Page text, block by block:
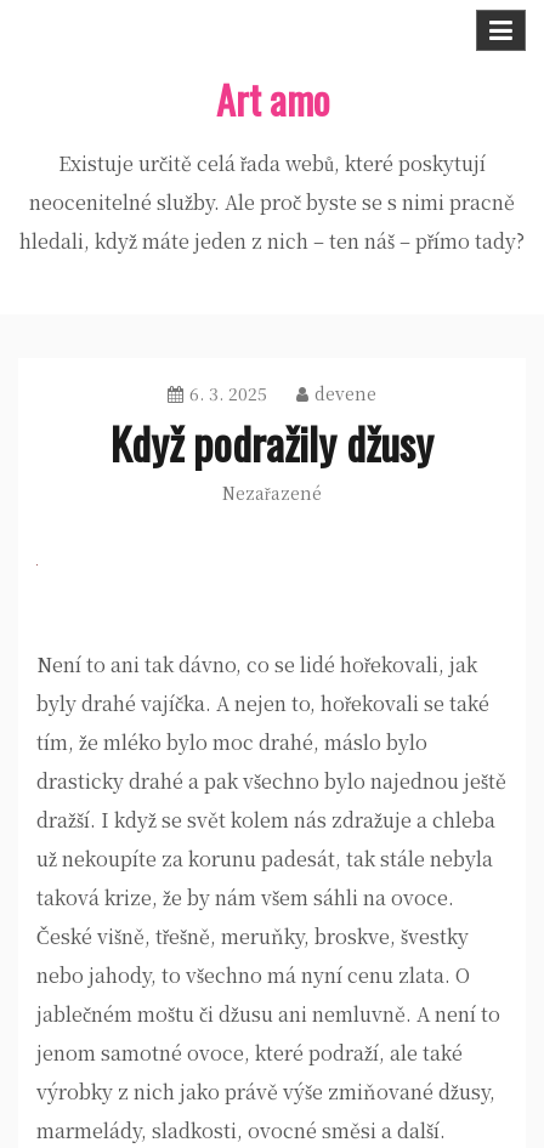
Art amo
Existuje určitě celá řada webů, které poskytují
neocenitelné služby. Ale proč byste se s nimi pracně
hledali, když máte jeden z nich – ten náš – přímo tady?
6. 3. 2025 devene
Když podražily džusy
Nezařazené
Není to ani tak dávno, co se lidé hořekovali, jak
byly drahé vajíčka. A nejen to, hořekovali se také
tím, že mléko bylo moc drahé, máslo bylo
drasticky drahé a pak všechno bylo najednou ještě
dražší. I když se svět kolem nás zdražuje a chleba
už nekoupíte za korunu padesát, tak stále nebyla
taková krize, že by nám všem sáhli na ovoce.
České višně, třešně, meruňky, broskve, švestky
nebo jahody, to všechno má nyní cenu zlata. O
jablečném moštu či džusu ani nemluvně. A není to
jenom samotné ovoce, které podraží, ale také
výrobky z nich jako právě výše zmiňované džusy,
marmelády, sladkosti, ovocné směsi a další.